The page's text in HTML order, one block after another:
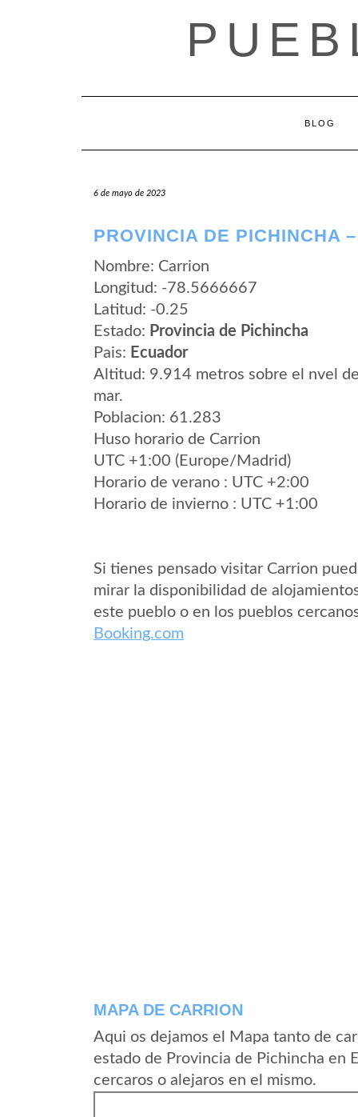
BLOG
6 de mayo de 2023
PROVINCIA DE PICHINCHA
Nombre: Carrion
Longitud: -78.5666667
Latitud: -0.25
Estado: Provincia de Pichincha
Pais: Ecuador
Altitud: 9.914 metros sobre el nvel
mar.
Poblacion: 61.283
Huso horario de Carrion
UTC +1:00 (Europe/Madrid)
Horario de verano : UTC +2:00
Horario de invierno : UTC +1:00
Si tienes pensado visitar Carrion
mirar la disponibilidad de
este pueblo o en los pueblos
Booking.com
MAPA DE CARRION
Aqui os dejamos el Mapa tanto de
estado de Provincia de Pichincha en
cercaros o alejaros en el mismo.